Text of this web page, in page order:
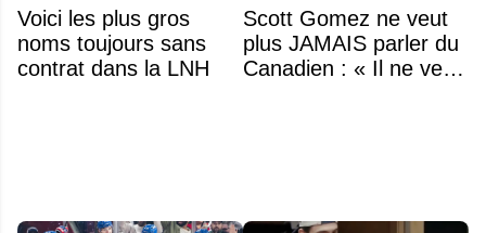
Voici les plus gros
noms toujours sans
contrat dans la LNH
Scott Gomez ne veut
plus JAMAIS parler du
Canadien : « Il ne veut